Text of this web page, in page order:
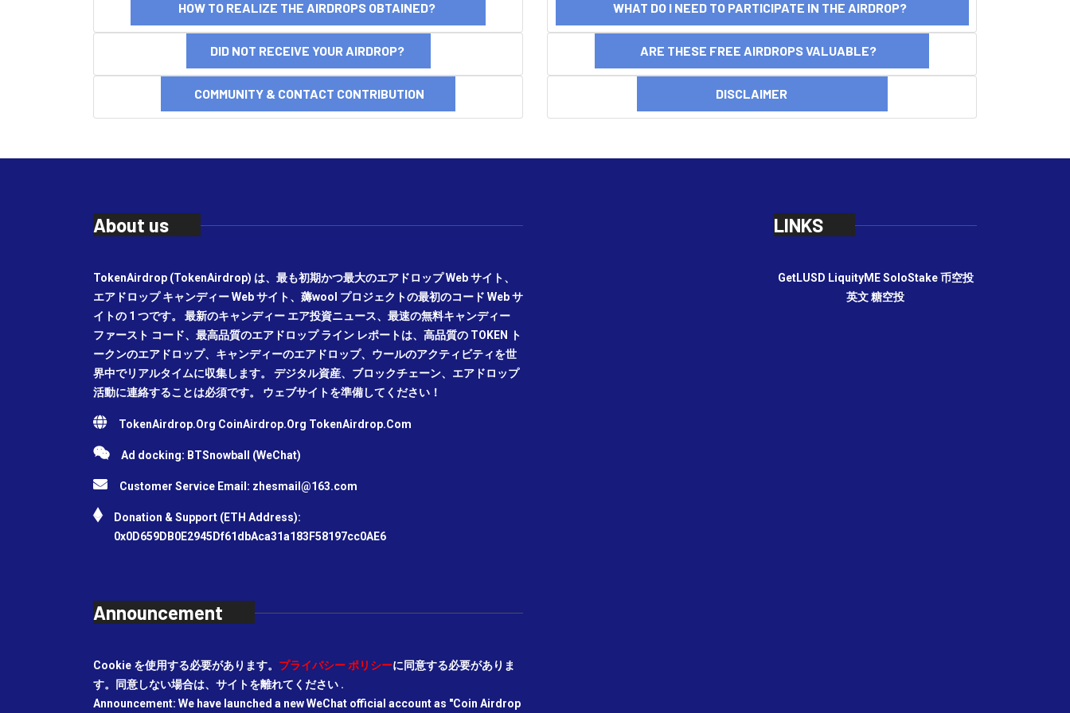
HOW TO REALIZE THE AIRDROPS OBTAINED? WHAT DO I NEED TO PARTICIPATE IN THE AIRDROP?
DID NOT RECEIVE YOUR AIRDROP? ARE THESE FREE AIRDROPS VALUABLE?
COMMUNITY & CONTACT CONTRIBUTION DISCLAIMER
About us
TokenAirdrop (TokenAirdrop) は、最も初期かつ最大のエアドロップ Web サイト、
エアドロップ キャンディー Web サイト、薅wool プロジェクトの最初のコード Web サ
イトの 1 つです。 最新のキャンディー エア投資ニュース、最速の無料キャンディー
ファースト コード、最高品質のエアドロップ ライン レポートは、高品質の TOKEN ト
ークンのエアドロップ、キャンディーのエアドロップ、ウールのアクティビティを世
界中でリアルタイムに収集します。 デジタル資産、ブロックチェーン、エアドロップ
活動に連絡することは必須です。 ウェブサイトを準備してください！
TokenAirdrop.Org CoinAirdrop.Org TokenAirdrop.Com
Ad docking: BTSnowball (WeChat)
Customer Service Email: zhesmail@163.com
Donation & Support (ETH Address):
0x0D659DB0E2945Df61dbAca31a183F58197cc0AE6
LINKS
GetLUSD LiquityME SoloStake 币空投
英文糖空投
Announcement
Cookie を使用する必要があります。 プライバシー ポリシーに同意する必要がありま
す。同意しない場合は、サイトを離れてください .
Announcement: We have launched a new WeChat official account as "Coin Airdrop